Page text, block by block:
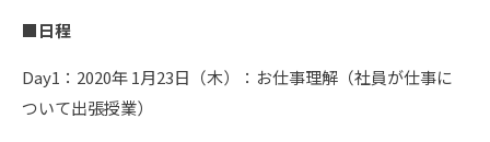
■日程
Day1：2020年 1月23日（木）：お仕事理解（社員が仕事に
ついて出張授業）